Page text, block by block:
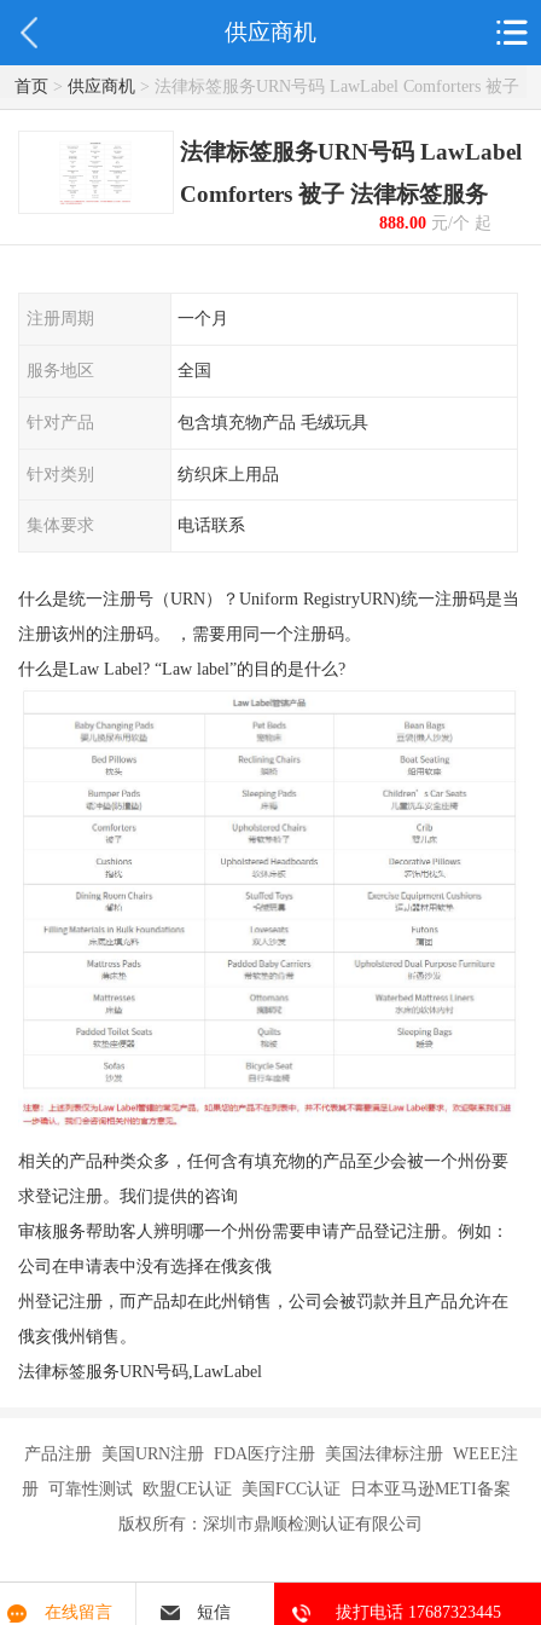
供应商机
首页> 供应商机> 法律标签服务URN号码 LawLabel Comforters 被子
法律标签服务
法律标签服务URN号码 LawLabel
Comforters 被子 法律标签服务
888.00元/个 起
注册周期 一个月
服务地区 全国
针对产品 包含填充物产品 毛绒玩具
针对类别 纺织床上用品
集体要求 电话联系
什么是统一注册号（URN）？Uniform RegistryURN)统一注册码是当
注册该州的注册码。 ，需要用同一个注册码。
什么是Law Label? “Law label”的目的是什么?
相关的产品种类众多，任何含有填充物的产品至少会被一个州份要
求登记注册。我们提供的咨询
审核服务帮助客人辨明哪一个州份需要申请产品登记注册。例如：
公司在申请表中没有选择在俄亥俄
州登记注册，而产品却在此州销售，公司会被罚款并且产品允许在
俄亥俄州销售。
法律标签服务URN号码,LawLabel
产品注册 美国URN注册 FDA医疗注册 美国法律标注册 WEEE注
册 可靠性测试 欧盟CE认证 美国FCC认证 日本亚马逊METI备案
版权所有：深圳市鼎顺检测认证有限公司
在线留言 短信 拔打电话 17687323445